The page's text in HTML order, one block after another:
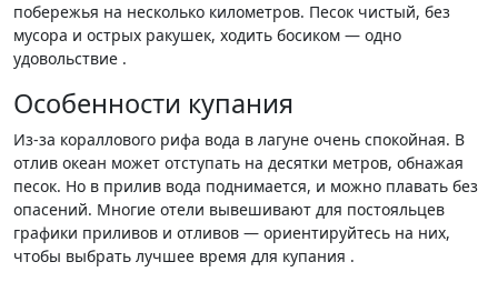
побережья на несколько километров. Песок чистый, без
мусора и острых ракушек, ходить босиком — одно
удовольствие .
Особенности купания
Из-за кораллового рифа вода в лагуне очень спокойная. В
отлив океан может отступать на десятки метров, обнажая
песок. Но в прилив вода поднимается, и можно плавать без
опасений. Многие отели вывешивают для постояльцев
графики приливов и отливов — ориентируйтесь на них,
чтобы выбрать лучшее время для купания .